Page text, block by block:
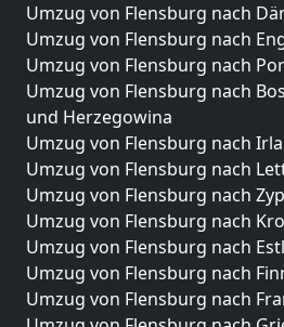
Umzug von Flensburg nach
Umzug von Flensburg nach
Umzug von Flensburg nach
Umzug von Flensburg nach
und Herzegowina
Umzug von Flensburg nach
Umzug von Flensburg nach
Umzug von Flensburg nach
Umzug von Flensburg nach
Umzug von Flensburg nach
Umzug von Flensburg nach
Umzug von Flensburg nach